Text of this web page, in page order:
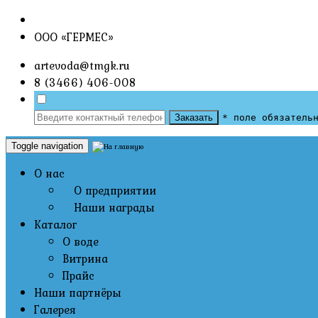
ООО «ГЕРМЕС»
artevoda@tmgk.ru
8 (3466) 406-008
Заказать * поле
Toggle navigation
О нас
О предприятии
Наши награды
Каталог
О воде
Витрина
Прайс
Наши партнёры
Галерея